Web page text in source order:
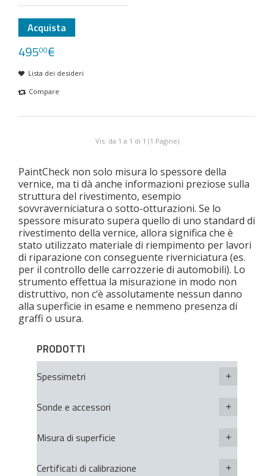
Acquista
49500€
Lista dei desideri
Compare
Vis. da 1 a 1 di 1 (1 Pagine)
PaintCheck non solo misura lo spessore della
vernice, ma ti dà anche informazioni preziose sulla
struttura del rivestimento, esempio
sovvraverniciatura o sotto-otturazioni. Se lo
spessore misurato supera quello di uno standard di
rivestimento della vernice, allora significa che è
stato utilizzato materiale di riempimento per lavori
di riparazione con conseguente riverniciatura (es.
per il controllo delle carrozzerie di automobili). Lo
strumento effettua la misurazione in modo non
distruttivo, non c‘è assolutamente nessun danno
alla superficie in esame e nemmeno presenza di
graffi o usura.
PRODOTTI
Spessimetri
Sonde e accessori
Misura di superficie
Certificati di calibrazione